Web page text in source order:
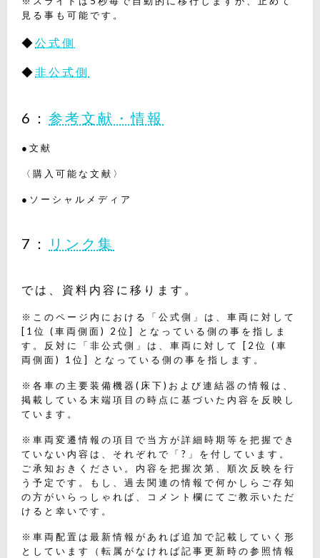
見る事も可能です。
◆公式側
◆非公式側
6： 参考文献・情報
●文献
〈購入可能な文献〉
●ソーシャルメディア
7： リンク集
では、資料内容に移ります。
※このページ内における「公式側」は、車両に対して
[1位 (車両側面) 2位] となっている側の事を指しま
す。反対に「非公式側」は、車両に対して [2位 (車
両側面) 1位] となっている側の事を指します。
※各車の主要装備機器(床下)および連結器の情報は、
掲載している末端項目の時点に基づいた内容を反映し
ています。
※車両変遷情報の項目で当方が詳細時期等を把握でき
ていない内容は、それぞれで「?」を付しています。
ご承知おきください。内容を把握次第、順次反映を行
う予定です。もし、過去関連の情報で何かしらご存知
の方がいらっしゃれば、コメント欄にてご教示いただ
けると幸いです。
※車両配置は最新情報があれば追加で記載していく形
としています（転属がなければ記事更新時の参照情報